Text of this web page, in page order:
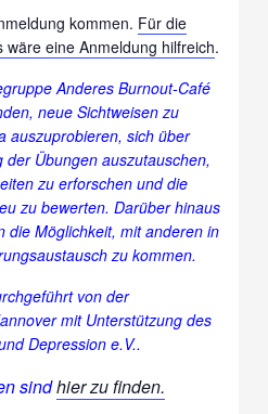
kommen. Für die
eine Anmeldung hilfreich.
Anderes Burnout-Café
neue Sichtweisen zu
auszuprobieren, sich über
Übungen auszutauschen,
zu erforschen und die
zu bewerten. Darüber hinaus
die Möglichkeit, mit anderen in
zu kommen.
von der
mit Unterstützung des
Depression e.V..
sindhier zu finden.